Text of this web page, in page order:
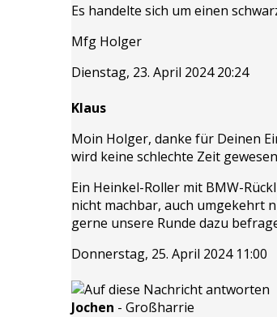
Es handelte sich um einen
Mfg Holger
Dienstag, 23. April 2024 20:24
Klaus
Moin Holger, danke für Deinen
wird keine schlechte Zeit
Ein Heinkel-Roller mit BMW-
nicht machbar, auch umgekehrt
gerne unsere Runde dazu
Donnerstag, 25. April 2024 11:00
Jochen - Großharrie